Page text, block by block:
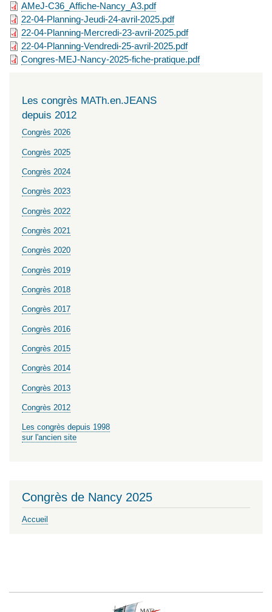
AMeJ-C36_Affiche-Nancy_A3.pdf
22-04-Planning-Jeudi-24-avril-2025.pdf
22-04-Planning-Mercredi-23-avril-2025.pdf
22-04-Planning-Vendredi-25-avril-2025.pdf
Congres-MEJ-Nancy-2025-fiche-pratique.pdf
Les congrès MATh.en.JEANS
depuis 2012
Congrès 2026
Congrès 2025
Congrès 2024
Congrès 2023
Congrès 2022
Congrès 2021
Congrès 2020
Congrès 2019
Congrès 2018
Congrès 2017
Congrès 2016
Congrès 2015
Congrès 2014
Congrès 2013
Congrès 2012
Les congrès depuis 1998
sur l'ancien site
Congrès de Nancy 2025
Accueil